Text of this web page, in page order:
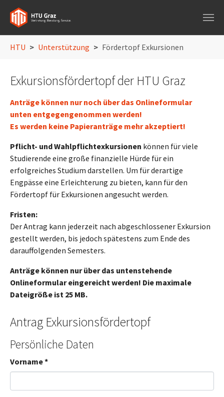
HTU Unterstützung Fördertopf Exkursionen
Exkursionsfördertopf der HTU Graz
Anträge können nur noch über das Onlineformular
unten entgegengenommen werden!
Es werden keine Papieranträge mehr akzeptiert!
Pflicht- und Wahlpflichtexkursionen können für viele
Studierende eine große finanzielle Hürde für ein
erfolgreiches Studium darstellen. Um für derartige
Engpässe eine Erleichterung zu bieten, kann für den
Fördertopf für Exkursionen angesucht werden.
Fristen:
Der Antrag kann jederzeit nach abgeschlossener Exkursion
gestellt werden, bis jedoch spätestens zum Ende des
darauffolgenden Semesters.
Anträge können nur über das untenstehende
Onlineformular eingereicht werden! Die maximale
Dateigröße ist 25 MB.
Antrag Exkursionsfördertopf
Persönliche Daten
Vorname*